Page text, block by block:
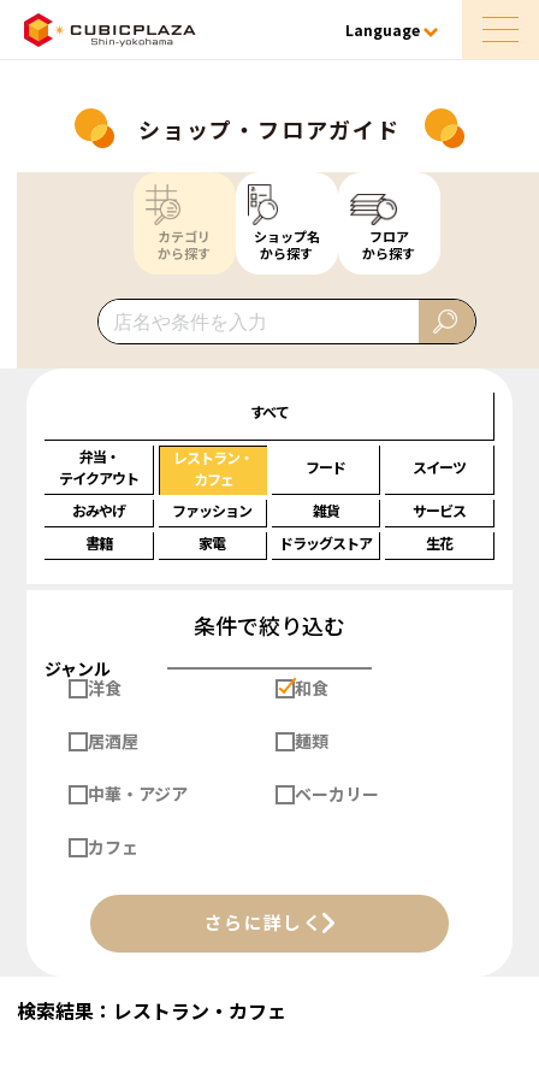
Language
ショップ・フロアガイド
カテゴリ
から探す
ショップ名
から探す
フロア
から探す
すべて
弁当・
テイクアウト
レストラン・
カフェ
フード スイーツ
おみやげ ファッション 雑貨
サービス
書籍
家電 ドラッグストア 生花
条件で絞り込む
ジャンル
洋食
和食
居酒屋 麺類
中華・アジア ベーカリー
カフェ
さらに詳しく
検索結果：レストラン・カフェ